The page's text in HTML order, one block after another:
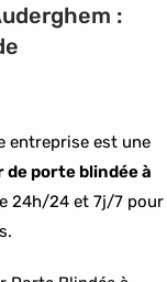
:
entreprise est une
porte blindée à
24h/24 et 7j/7 pour